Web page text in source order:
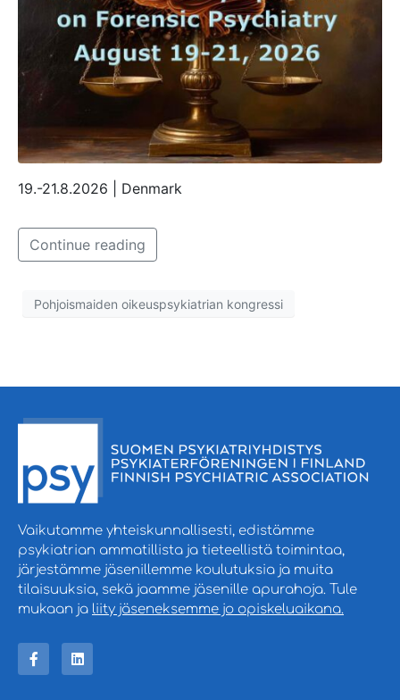
19.-21.8.2026 | Denmark
Continue reading
Pohjoismaiden oikeuspsykiatrian kongressi
Vaikutamme yhteiskunnallisesti, edistämme
psykiatrian ammatillista ja tieteellistä toimintaa,
järjestämme jäsenillemme koulutuksia ja muita
tilaisuuksia, sekä jaamme jäsenille apurahoja. Tule
mukaan ja liity jäseneksemme jo opiskeluaikana.